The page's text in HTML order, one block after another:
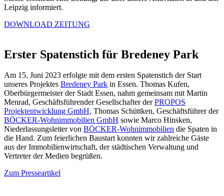
Leipzig informiert.
DOWNLOAD ZEITUNG
Erster Spatenstich für Bredeney Park
Am 15. Juni 2023 erfolgte mit dem ersten Spatenstich der Start
unseres Projektes Bredeney Park in Essen. Thomas Kufen,
Oberbürgermeister der Stadt Essen, nahm gemeinsam mit Martin
Menrad, Geschäftsführender Gesellschafter derPROPOS
Projektentwicklung GmbH, Thomas Schüttken, Geschäftsführer der
BÖCKER-Wohnimmobilien GmbH sowie Marco Hinsken,
Niederlassungsleiter von BÖCKER-Wohnimmobilien die Spaten in
die Hand. Zum feierlichen Baustart konnten wir zahlreiche Gäste
aus der Immobilienwirtschaft, der städtischen Verwaltung und
Vertreter der Medien begrüßen.
Zum Presseartikel